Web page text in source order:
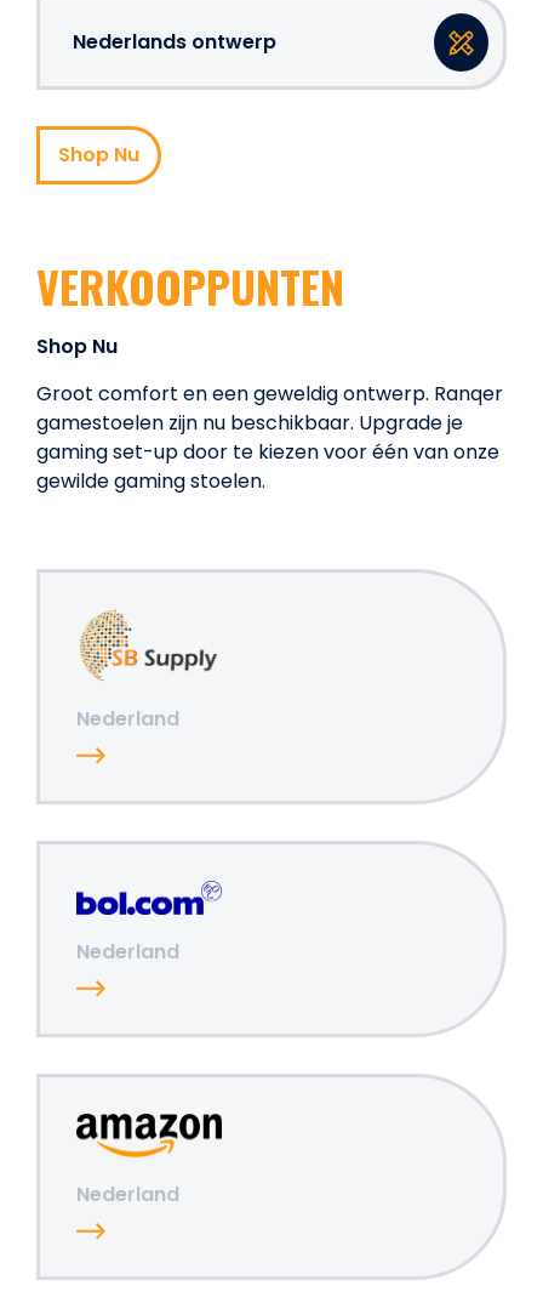
Nederlands ontwerp
Shop Nu
VERKOOPPUNTEN
Shop Nu
Groot comfort en een geweldig ontwerp. Ranqer
gamestoelen zijn nu beschikbaar. Upgrade je
gaming set-up door te kiezen voor één van onze
gewilde gaming stoelen.
Nederland
Nederland
Nederland